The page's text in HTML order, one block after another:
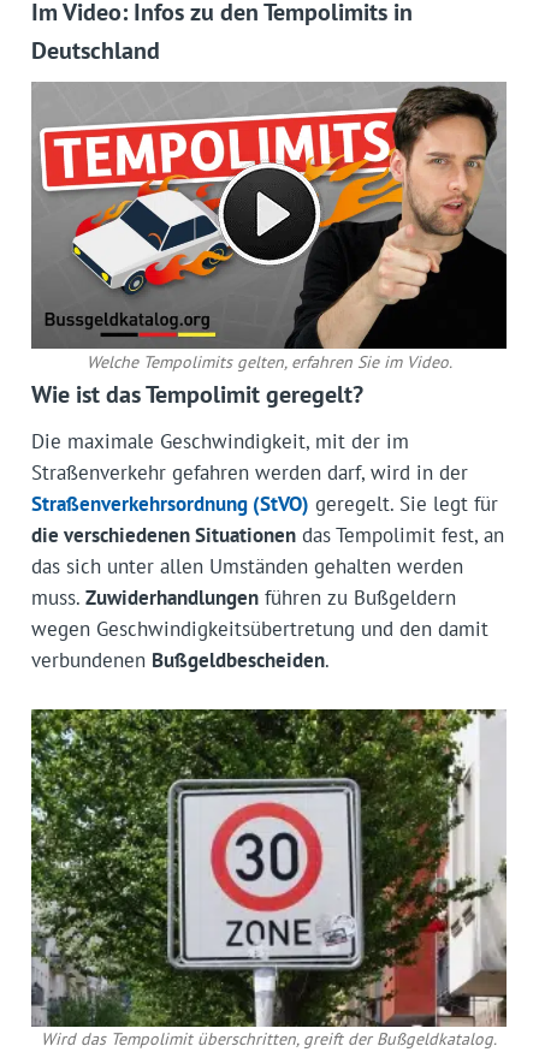
Im Video: Infos zu den Tempolimits in
Deutschland
Welche Tempolimits gelten, erfahren Sie im Video.
Wie ist das Tempolimit geregelt?
Die maximale Geschwindigkeit, mit der im
Straßenverkehr gefahren werden darf, wird in der
Straßenverkehrsordnung (StVO) geregelt. Sie legt für
die verschiedenen Situationendas Tempolimit fest, an
das sich unter allen Umständen gehalten werden
muss. Zuwiderhandlungenführen zu Bußgeldern
wegen Geschwindigkeitsübertretung und den damit
verbundenen Bußgeldbescheiden.
Wird das Tempolimit überschritten, greift der Bußgeldkatalog.